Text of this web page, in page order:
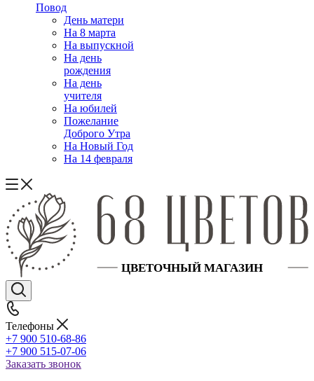
Повод
День матери
На 8 марта
На выпускной
На день
рождения
На день
учителя
На юбилей
Пожелание
Доброго Утра
На Новый Год
На 14 февраля
Телефоны
+7 900 510-68-86
+7 900 515-07-06
Заказать звонок